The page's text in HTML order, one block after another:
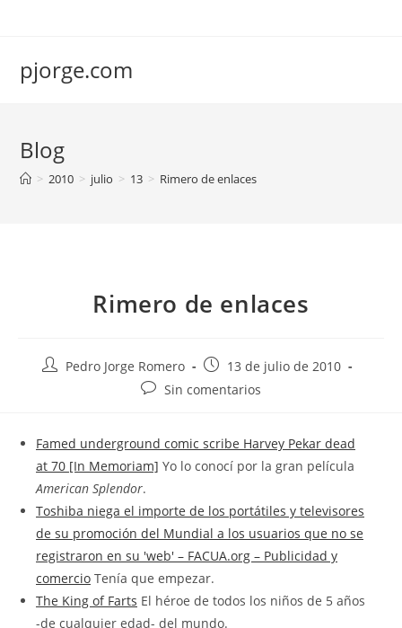
pjorge.com
Blog
> 2010 > julio > 13 > Rimero de enlaces
Rimero de enlaces
AutorPedro Jorge Romero
Publicación
de
13 de julio de 2010
Comentarios
entrada:
Sin comentarios
Famed underground comic scribe Harvey Pekar dead
at 70 [In Memoriam] Yo lo conocí por la gran película
American Splendor.
Toshiba niega el importe de los portátiles y televisores
de su promoción del Mundial a los usuarios que no se
registraron en su 'web' – FACUA.org – Publicidad y
comercio Tenía que empezar.
The King of Farts El héroe de todos los niños de 5 años
-de cualquier edad- del mundo.